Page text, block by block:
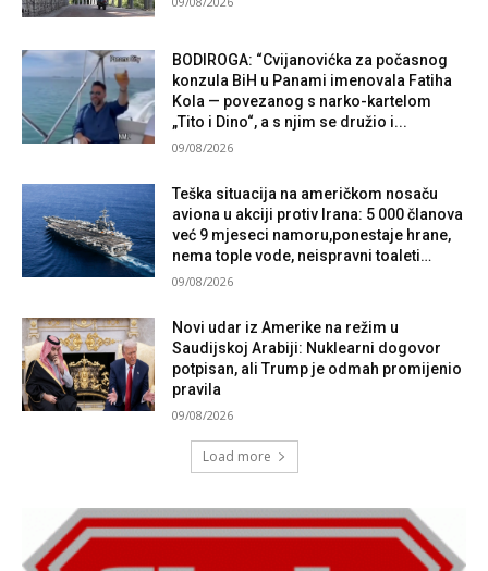
BODIROGA: “Cvijanovićka za počasnog
konzula BiH u Panami imenovala Fatiha
Kola — povezanog s narko-kartelom
„Tito i Dino“, a s njim se družio i...
09/08/2026
Teška situacija na američkom nosaču
aviona u akciji protiv Irana: 5 000 članova
već 9 mjeseci namoru,ponestaje hrane,
nema tople vode, neispravni toaleti…
09/08/2026
Novi udar iz Amerike na režim u
Saudijskoj Arabiji: Nuklearni dogovor
potpisan, ali Trump je odmah promijenio
pravila
09/08/2026
Load more